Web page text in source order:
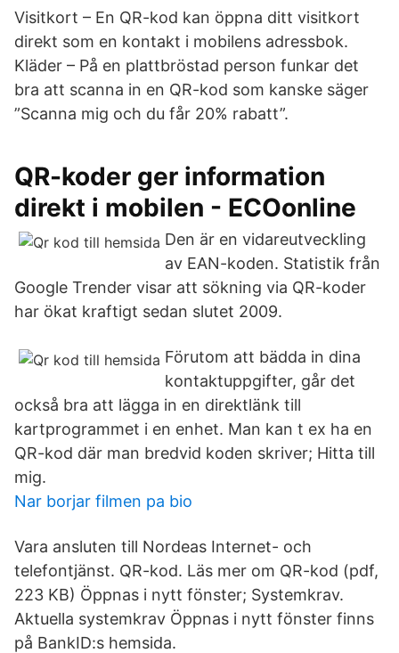
Visitkort – En QR-kod kan öppna ditt visitkort
direkt som en kontakt i mobilens adressbok.
Kläder – På en plattbröstad person funkar det
bra att scanna in en QR-kod som kanske säger
”Scanna mig och du får 20% rabatt”.
QR-koder ger information
direkt i mobilen - ECOonline
Den är en vidareutveckling
av EAN-koden. Statistik från
Google Trender visar att sökning via QR-koder
har ökat kraftigt sedan slutet 2009.
Förutom att bädda in dina
kontaktuppgifter, går det
också bra att lägga in en direktlänk till
kartprogrammet i en enhet. Man kan t ex ha en
QR-kod där man bredvid koden skriver; Hitta till
mig.
Nar borjar filmen pa bio
Vara ansluten till Nordeas Internet- och
telefontjänst. QR-kod. Läs mer om QR-kod (pdf,
223 KB) Öppnas i nytt fönster; Systemkrav.
Aktuella systemkrav Öppnas i nytt fönster finns
på BankID:s hemsida.